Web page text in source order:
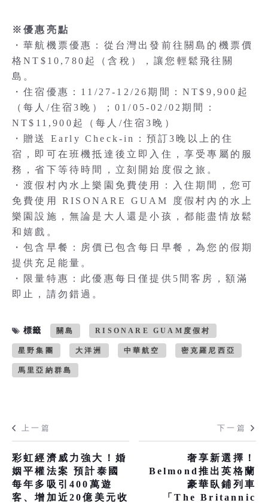
※優惠亮點
・華航機票優惠：從台灣出發前往關島的機票價
格NT$10,780起（含稅），讓您輕鬆飛往關
島。
・住宿優惠：11/27-12/26期間：NT$9,900起
（每人/住宿3晚）；01/05-02/02期間：
NT$11,900起（每人/住宿3晚）
・贈送 Early Check-in：預訂3晚以上的住
宿，即可在班機抵達後立即入住，享受專屬的服
務，省下等待時間，立刻開始度假之旅。
・渡假村內水上樂園免費使用：入住期間，您可
免費使用 RISONARE GUAM 度假村內的水上
樂園設施，無論是大人還是小孩，都能盡情放鬆
和嬉戲。
・包含早餐：房價已包含每日早餐，為您的假期
提供充足能量。
・限量特惠：此優惠每日僅提供5間客房，額滿
即止，請勿錯過。
標籤 關島 RISONARE GUAM度假村
星野集團 大洋洲 中華航空 密克羅尼西亞
馬里亞納群島
上一篇
彩虹經濟威力強大！婚
姻平權法案 預計泰國
每年多吸引400萬遊
客、增加近20億美元收
下一篇
奢享新選擇！
Belmond推出英格蘭
豪華臥鋪列車
「The Britannic